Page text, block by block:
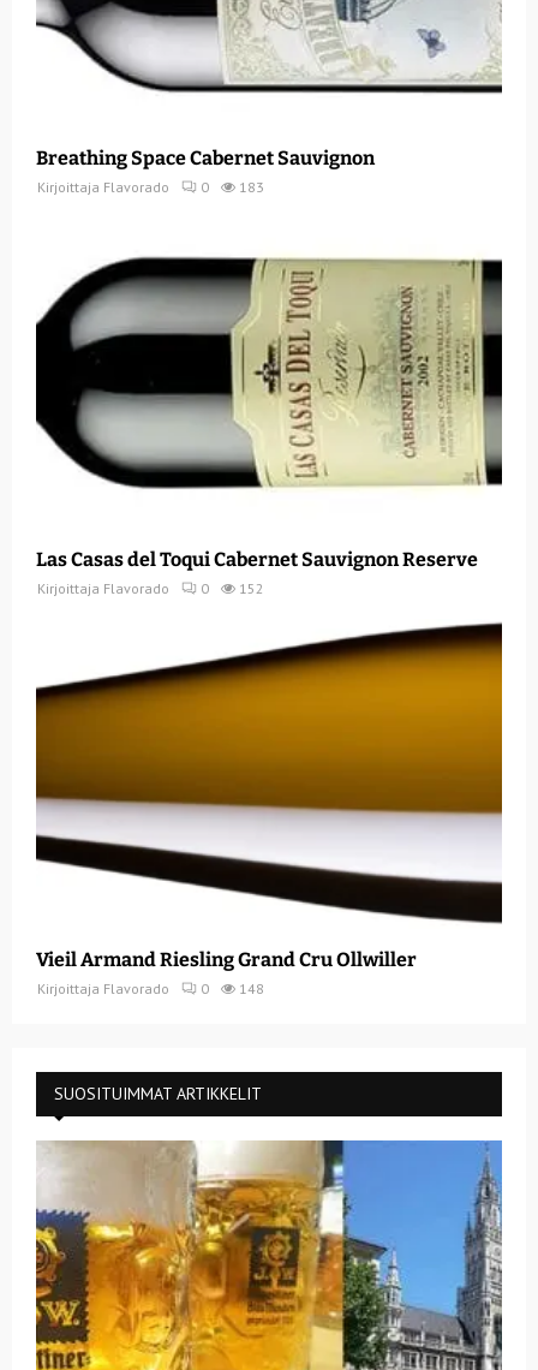
Breathing Space Cabernet Sauvignon
Kirjoittaja Flavorado 0 183
Las Casas del Toqui Cabernet Sauvignon Reserve
Kirjoittaja Flavorado 0 152
Vieil Armand Riesling Grand Cru Ollwiller
Kirjoittaja Flavorado 0 148
SUOSITUIMMAT ARTIKKELIT